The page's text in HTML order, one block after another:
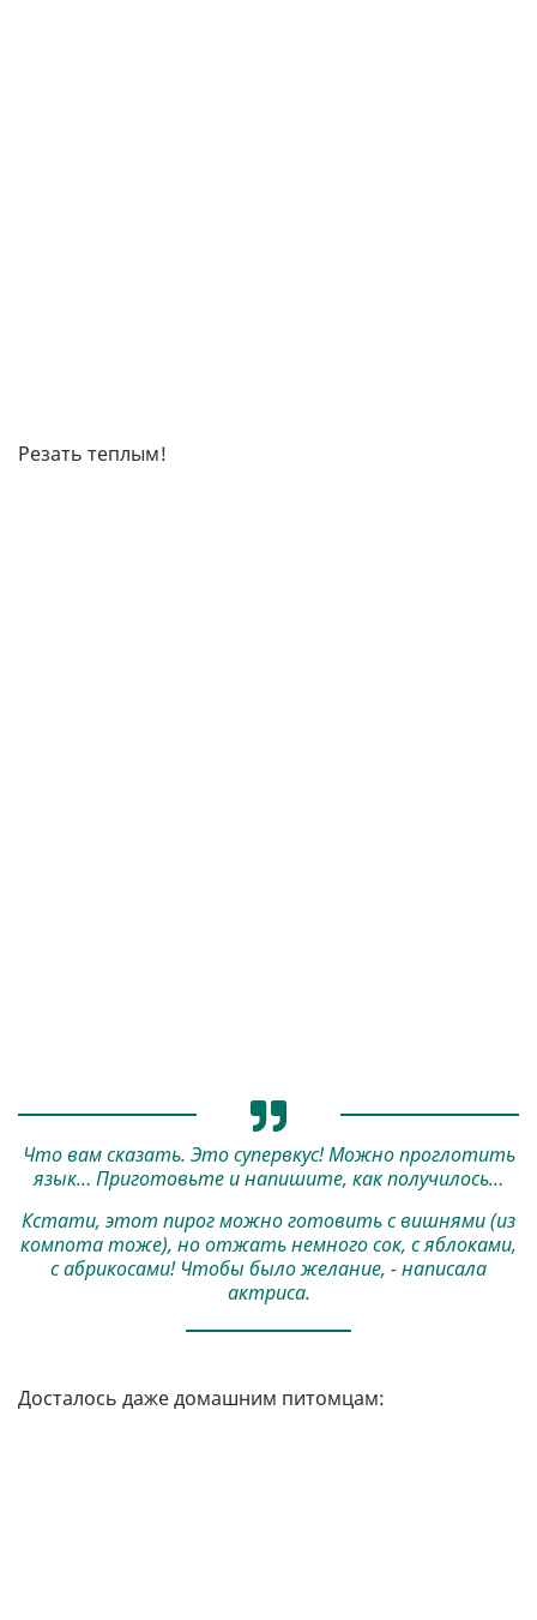
Резать теплым!
Что вам сказать. Это супервкус! Можно проглотить
язык… Приготовьте и напишите, как получилось…
Кстати, этот пирог можно готовить с вишнями (из
компота тоже), но отжать немного сок, с яблоками,
с абрикосами! Чтобы было желание, - написала
актриса.
Досталось даже домашним питомцам: